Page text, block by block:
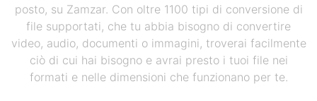
posto, su Zamzar. Con oltre 1100 tipi di conversione di
file supportati, che tu abbia bisogno di convertire
video, audio, documenti o immagini, troverai facilmente
ciò di cui hai bisogno e avrai presto i tuoi file nei
formati e nelle dimensioni che funzionano per te.